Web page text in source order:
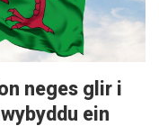
neges glir i
ein